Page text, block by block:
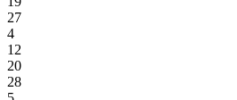
27
4
12
20
28